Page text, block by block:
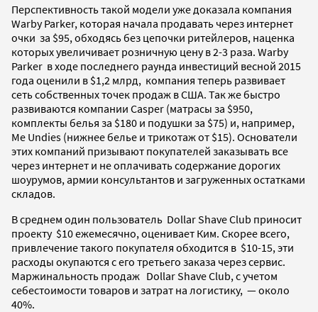
Перспективность такой модели уже доказала компания
Warby Parker, которая начала продавать через интернет
очки за $95, обходясь без цепочки ритейлеров, наценка
которых увеличивает розничную цену в 2-3 раза. Warby
Parker в ходе последнего раунда инвестиций весной 2015
года оценили в $1,2 млрд, компания теперь развивает
сеть собственных точек продаж в США. Так же быстро
развиваются компании Casper (матрасы за $950,
комплекты белья за $180 и подушки за $75) и, например,
Me Undies (нижнее белье и трикотаж от $15). Основатели
этих компаний призывают покупателей заказывать все
через интернет и не оплачивать содержание дорогих
шоурумов, армии консультантов и загруженных остатками
складов.
В среднем один пользователь Dollar Shave Club приносит
проекту $10 ежемесячно, оценивает Ким. Скорее всего,
привлечение такого покупателя обходится в $10-15, эти
расходы окупаются с его третьего заказа через сервис.
Маржинальность продаж Dollar Shave Club, с учетом
себестоимости товаров и затрат на логистику, — около
40%.